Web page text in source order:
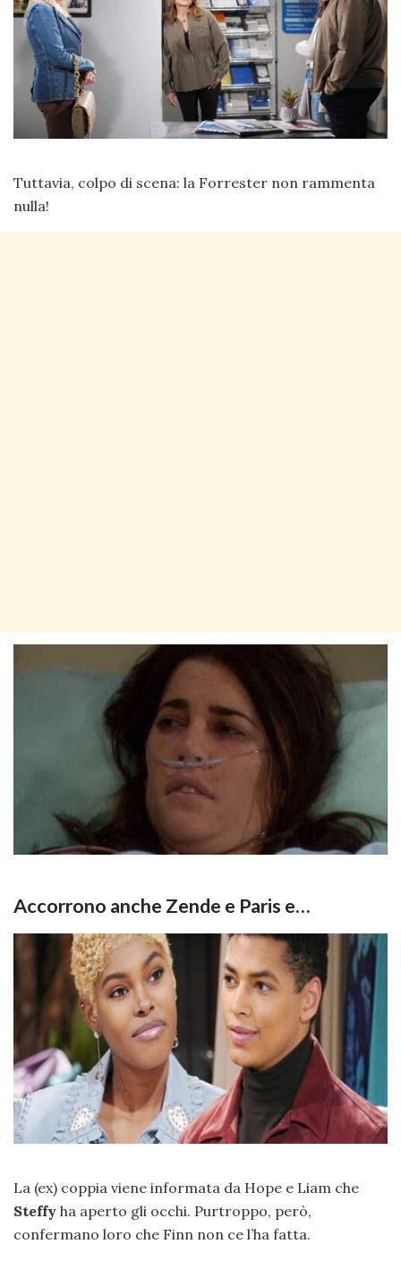
Tuttavia, colpo di scena: la Forrester non rammenta
nulla!
Accorrono anche Zende e Paris e…
La (ex) coppia viene informata da Hope e Liam che
Steffy ha aperto gli occhi. Purtroppo, però,
confermano loro che Finn non ce l’ha fatta.